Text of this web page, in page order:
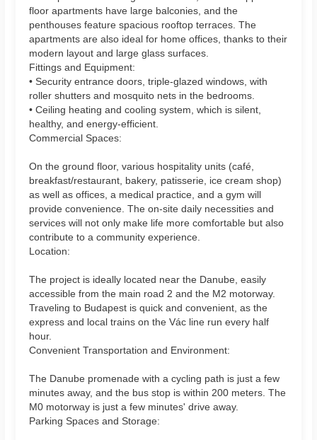
floor apartments have large balconies, and the
penthouses feature spacious rooftop terraces. The
apartments are also ideal for home offices, thanks to their
modern layout and large glass surfaces.
Fittings and Equipment:
• Security entrance doors, triple-glazed windows, with
roller shutters and mosquito nets in the bedrooms.
• Ceiling heating and cooling system, which is silent,
healthy, and energy-efficient.
Commercial Spaces:
On the ground floor, various hospitality units (café,
breakfast/restaurant, bakery, patisserie, ice cream shop)
as well as offices, a medical practice, and a gym will
provide convenience. The on-site daily necessities and
services will not only make life more comfortable but also
contribute to a community experience.
Location:
The project is ideally located near the Danube, easily
accessible from the main road 2 and the M2 motorway.
Traveling to Budapest is quick and convenient, as the
express and local trains on the Vác line run every half
hour.
Convenient Transportation and Environment:
The Danube promenade with a cycling path is just a few
minutes away, and the bus stop is within 200 meters. The
M0 motorway is just a few minutes' drive away.
Parking Spaces and Storage: